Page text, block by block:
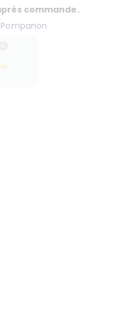
commande.